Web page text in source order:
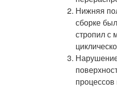
Нижняя
сборке
стропил с